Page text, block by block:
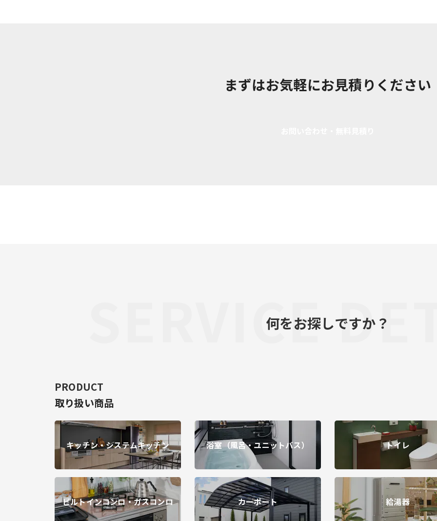
まずはお気軽にお見積りください
SERVICE
何をお探しですか？
PRODUCT
取り扱い商品
キッチン・システムキッチン 浴室（風呂・ユニットバス） トイレ
ビルトインコンロ・ガスコンロ カーポート 給湯器